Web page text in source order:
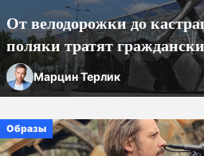
От велодорожки до
поляки тратят
Марцин Терлик
Образы